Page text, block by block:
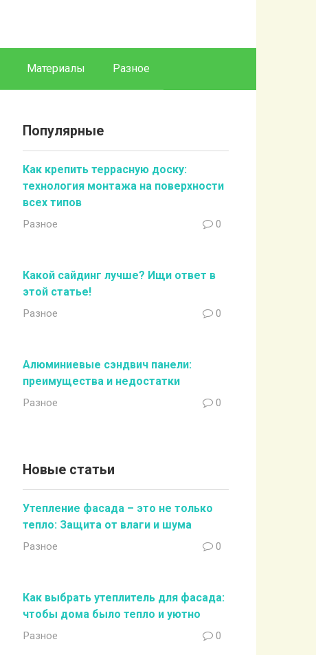
Материалы Разное
Популярные
Как крепить террасную доску:
технология монтажа на поверхности
всех типов
Разное 0
Какой сайдинг лучше? Ищи ответ в
этой статье!
Разное 0
Алюминиевые сэндвич панели:
преимущества и недостатки
Разное 0
Новые статьи
Утепление фасада – это не только
тепло: Защита от влаги и шума
Разное 0
Как выбрать утеплитель для фасада:
чтобы дома было тепло и уютно
Разное 0